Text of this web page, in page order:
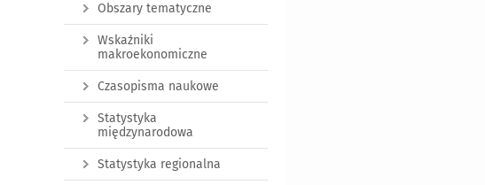
Obszary tematyczne
Wskaźniki
makroekonomiczne
Czasopisma naukowe
Statystyka
międzynarodowa
Statystyka regionalna